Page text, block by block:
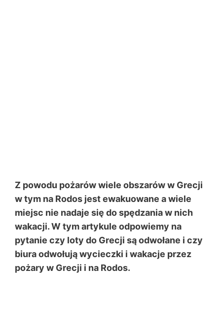
Z powodu pożarów wiele obszarów w Grecji
w tym na Rodos jest ewakuowane a wiele
miejsc nie nadaje się do spędzania w nich
wakacji. W tym artykule odpowiemy na
pytanie czy loty do Grecji są odwołane i czy
biura odwołują wycieczki i wakacje przez
pożary w Grecji i na Rodos.